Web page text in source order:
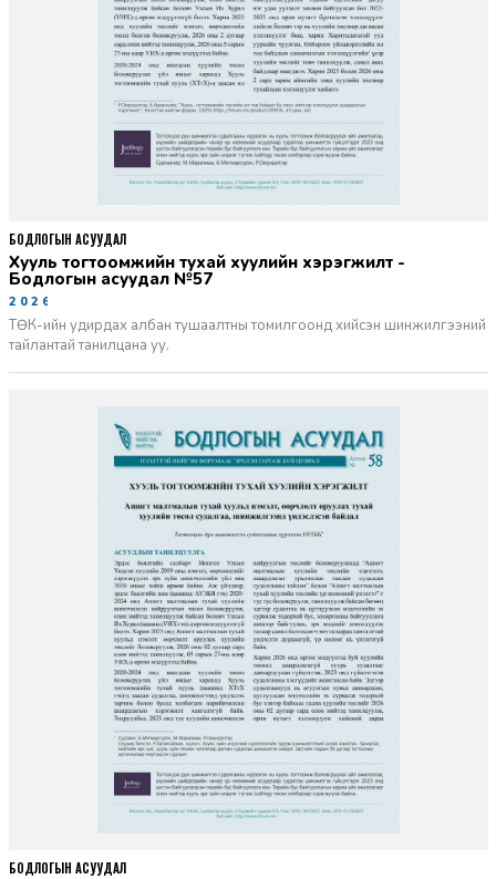
Хууль тогтоомжийн тухай хуулийн хэрэгжилт -
Бодлогын асуудал №57
2026-06-02
ТӨК-ийн удирдах албан тушаалтны томилгоонд хийсэн шинжилгээний
тайлантай танилцана уу.
БОДЛОГЫН АСУУДАЛ
БОДЛОГЫН АСУУДАЛ